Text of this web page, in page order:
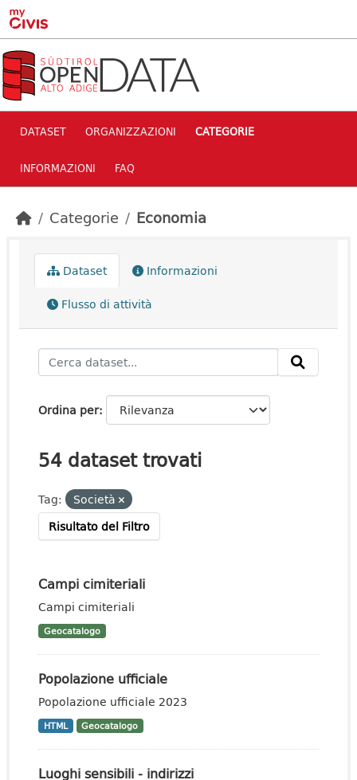
Skip to main content
DATASET ORGANIZZAZIONI CATEGORIE
INFORMAZIONI FAQ
Categorie Economia
Dataset
Informazioni
Flusso di attività
Ordina per
54 dataset trovati
Tag:
Società
Risultato del Filtro
Campi cimiteriali
Campi cimiteriali
Geocatalogo
Popolazione ufficiale
Popolazione ufficiale 2023
HTML Geocatalogo
Luoghi sensibili - indirizzi